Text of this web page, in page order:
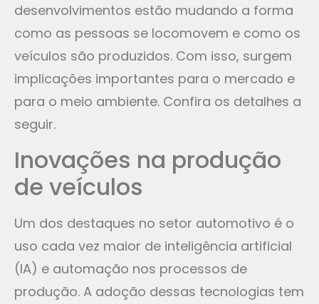
desenvolvimentos estão mudando a forma
como as pessoas se locomovem e como os
veículos são produzidos. Com isso, surgem
implicações importantes para o mercado e
para o meio ambiente. Confira os detalhes a
seguir.
Inovações na produção
de veículos
Um dos destaques no setor automotivo é o
uso cada vez maior de inteligência artificial
(IA) e automação nos processos de
produção. A adoção dessas tecnologias tem